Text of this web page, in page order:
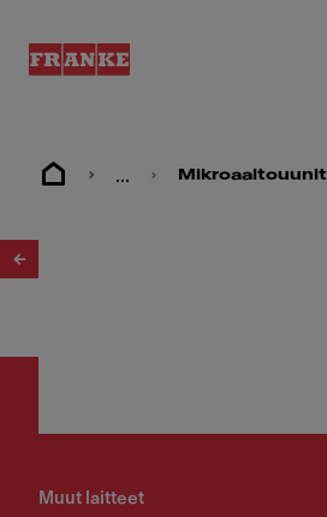
... Mikroaaltouunit
Muut laitteet